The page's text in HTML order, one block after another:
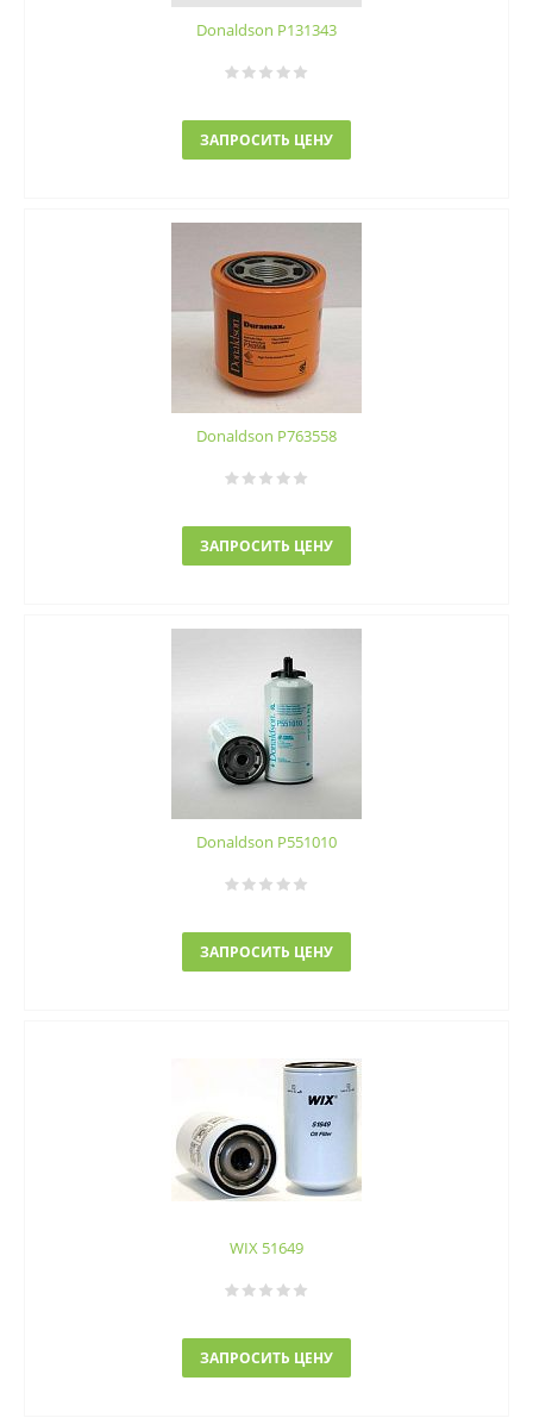
Donaldson P131343
ЗАПРОСИТЬ ЦЕНУ
Donaldson P763558
ЗАПРОСИТЬ ЦЕНУ
Donaldson P551010
ЗАПРОСИТЬ ЦЕНУ
WIX 51649
ЗАПРОСИТЬ ЦЕНУ